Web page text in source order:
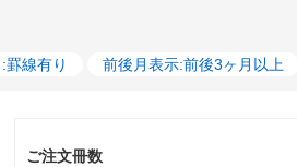
罫線有り 前後月表示:前後3ヶ月以上
ご注文冊数